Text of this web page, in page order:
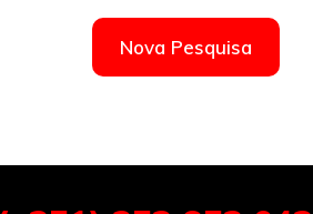
Nova Pesquisa